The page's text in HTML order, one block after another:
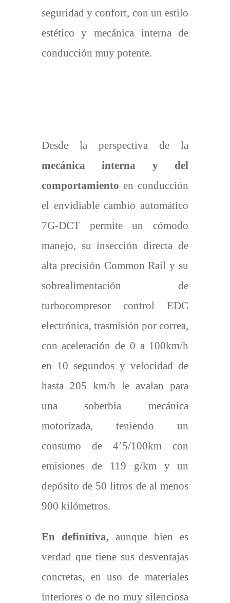
seguridad y confort, con un estilo
estético y mecánica interna de
conducción muy potente.
Desde la perspectiva de la
mecánica interna y del
comportamiento en conducción
el envidiable cambio automático
7G-DCT permite un cómodo
manejo, su insección directa de
alta precisión Common Rail y su
sobrealimentación de
turbocompresor control EDC
electrónica, trasmisión por correa,
con aceleración de 0 a 100km/h
en 10 segundos y velocidad de
hasta 205 km/h le avalan para
una soberbia mecánica
motorizada, teniendo un
consumo de 4’5/100km con
emisiones de 119 g/km y un
depósito de 50 litros de al menos
900 kilómetros.
En definitiva,aunque bien es
verdad que tiene sus desventajas
concretas, en uso de materiales
interiores o de no muy silenciosa